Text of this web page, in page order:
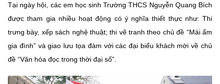
Vietnamese English
BỘ KHOA HỌC VÀ CÔNG NGHỆ
Tại ngày hội, các em học sinh Trường THCS Nguyễn Quang Bích
được tham gia nhiều hoạt động có ý nghĩa thiết thực như: Thi
trưng bày, xếp sách nghệ thuật; thi vẽ tranh theo chủ đề “Mái ấm
gia đình” và giao lưu tọa đàm với các đại biểu khách mời về chủ
đề “Văn hóa đọc trong thời đại số”.